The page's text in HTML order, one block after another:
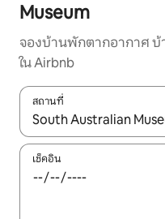
Museum
จองบ้านพักตากอากาศ
ใน Airbnb
สถานที่
ใช้ลูกศรขึ้นลง หรือใช้การ
เช็คอิน